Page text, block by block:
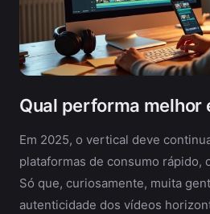
Qual performa melhor
Em 2025, o vertical deve
plataformas de consumo rápido,
Só que, curiosamente, muita
autenticidade dos vídeos